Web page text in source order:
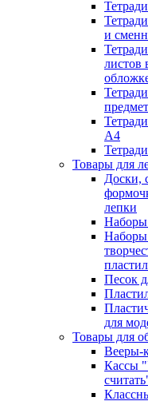
и
листов
Тетради
А4
Товары для
Доски,
лепки
Наборы
Наборы
Песок
для
Товары для
Вееры-
Кассы